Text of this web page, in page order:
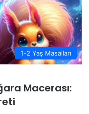
1-2 Yaş Masalları
Macerası: